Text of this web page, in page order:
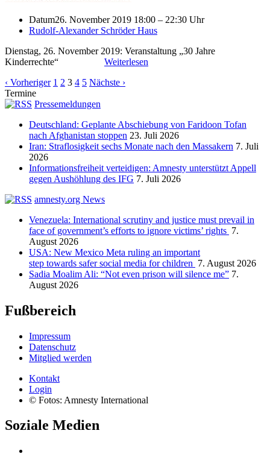
Datum26. November 2019 18:00 – 22:30 Uhr
Rudolf-Alexander Schröder Haus
Dienstag, 26. November 2019: Veranstaltung „30 Jahre
Kinderrechte“ Weiterlesen
‹ Vorheriger 1 2 3 4 5 Nächste ›
Termine
Pressemeldungen
Deutschland: Geplante Abschiebung von Faridoon Tofan
nach Afghanistan stoppen 23. Juli 2026
Iran: Straflosigkeit sechs Monate nach den Massakern 7. Juli
2026
Informationsfreiheit verteidigen: Amnesty unterstützt Appell
gegen Aushöhlung des IFG 7. Juli 2026
amnesty.org News
Venezuela: International scrutiny and justice must prevail in
face of government’s efforts to ignore victims’ rights 7.
August 2026
USA: New Mexico Meta ruling an important
step towards safer social media for children 7. August 2026
Sadia Moalim Ali: “Not even prison will silence me” 7.
August 2026
Fußbereich
Impressum
Datenschutz
Mitglied werden
Kontakt
Login
© Fotos: Amnesty International
Soziale Medien